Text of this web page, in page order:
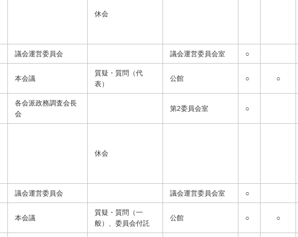
休会
議会運営委員会 議会運営委員会室 ○
本会議
質疑・質問（代
表）
公館 ○ ○
各会派政務調査会長
会
第2委員会室 ○
休会
議会運営委員会 議会運営委員会室 ○
本会議
質疑・質問（一
般）、委員会付託
公館 ○ ○